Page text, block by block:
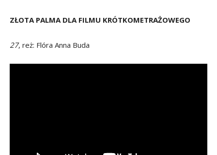
ZŁOTA PALMA DLA FILMU KRÓTKOMETRAŻOWEGO
27, reż: Flóra Anna Buda